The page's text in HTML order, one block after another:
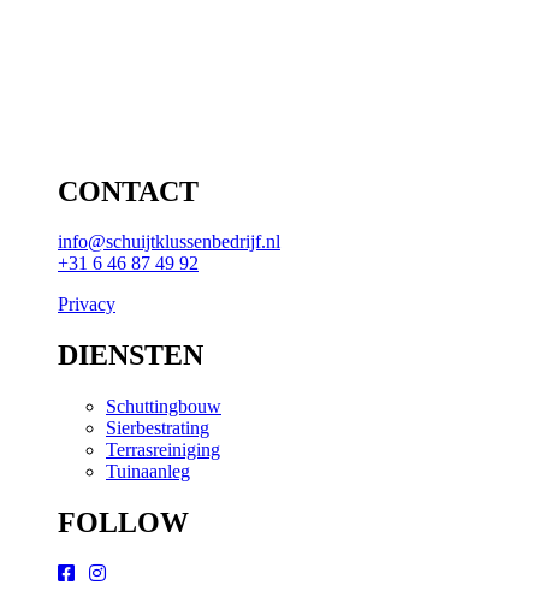
CONTACT
info@schuijtklussenbedrijf.nl
+31 6 46 87 49 92
Privacy
DIENSTEN
Schuttingbouw
Sierbestrating
Terrasreiniging
Tuinaanleg
FOLLOW